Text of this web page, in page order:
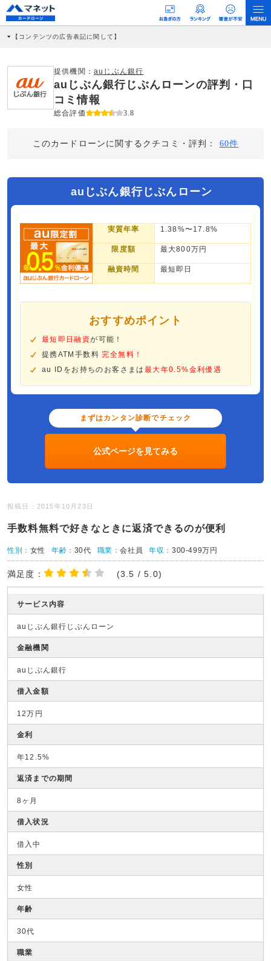
【コンテンツの広告表記に関して】
社に対して企業から紹介報酬が支払われるという収益モデルです。 ただし、特定の
商品を根拠なくPRするものではなく、当編集部の調査／ユーザーへの口コミ収集な
どに基づき、公平性を担保した情報提供を行っています。
>提携企業一覧
提供機関： auじぶん銀行
auじぶん銀行じぶんローンの評判・口
コミ情報
総合評価 3.8
このカードローンに関するクチコミ・評判： 60件
auじぶん銀行じぶんローン
実質年率 1.38%〜17.8%
限度額 最大800万円
融資時間 最短即日
おすすめポイント
最短即日融資が可能！
提携ATM手数料完全無料！
au IDをお持ちのお客さまは 最大年0.5%金利優遇
まずはカンタン診断でチェック
公式ページを見てみる
投稿日：2015年10月23日
手数料無料で好きなときに返済できるのが便利
性別： 女性 年齢： 30代 職業：会社員 年収：300-499万円
満足度： (3.5 / 5.0)
サービス内容
auじぶん銀行じぶんローン
金融機関
auじぶん銀行
借入金額
12万円
金利
年12.5%
返済までの期間
8ヶ月
借入状況
借入中
性別
女性
年齢
30代
職業